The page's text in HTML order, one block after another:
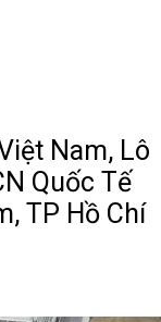
Nam, Lô
Quốc Tế
TP Hồ Chí